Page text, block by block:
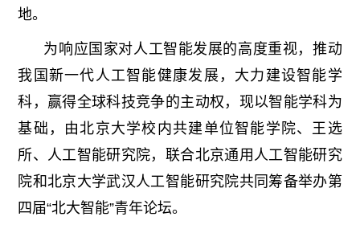
地。
为响应国家对人工智能发展的高度重视，推动
我国新一代人工智能健康发展，大力建设智能学
科，赢得全球科技竞争的主动权，现以智能学科为
基础，由北京大学校内共建单位智能学院、王选
所、人工智能研究院，联合北京通用人工智能研究
院和北京大学武汉人工智能研究院共同筹备举办第
四届“北大智能”青年论坛。